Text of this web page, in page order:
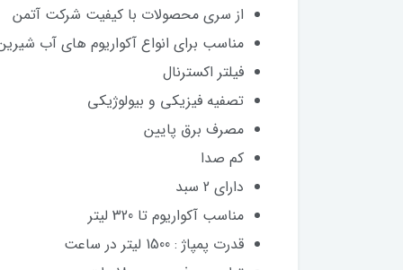
از سری محصولات با کیفیت شرکت آتمن
مناسب برای انواع آکواریوم های آب
فیلتر اکسترنال
تصفیه فیزیکی و بیولوژیکی
مصرف برق پایین
کم صدا
دارای 2 سبد
مناسب آکواریوم تا 320 لیتر
قدرت پمپاژ : 1500 لیتر در ساعت